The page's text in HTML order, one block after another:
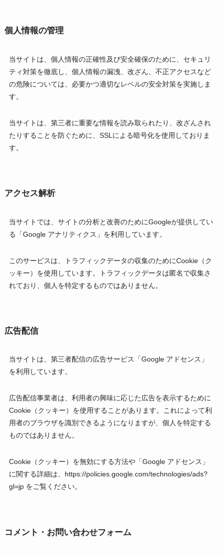
個人情報の管理
当サイトは、個人情報の正確性及び安全確保のために、セキュリ
ティ対策を徹底し、個人情報の漏洩、改ざん、不正アクセスなど
の危険については、必要かつ適切なレベルの安全対策を実施しま
す。
当サイトは、第三者に重要な情報を読み取られたり、改ざんされ
たりすることを防ぐために、SSLによる暗号化を使用しておりま
す。
アクセス解析
当サイトでは、サイトの分析と改善のためにGoogleが提供してい
る「Google アナリティクス」を利用しています。
このサービスは、トラフィックデータの収集のためにCookie（ク
ッキー）を使用しています。トラフィックデータは匿名で収集さ
れており、個人を特定するものではありません。
広告配信
当サイトは、第三者配信の広告サービス「Google アドセンス」
を利用しています。
広告配信事業者は、利用者の興味に応じた広告を表示するために
Cookie（クッキー）を使用することがあります。これによって利
用者のブラウザを識別できるようになりますが、個人を特定する
ものではありません。
Cookie（クッキー）を無効にする方法や「Google アドセンス」
に関する詳細は、https://policies.google.com/technologies/ads?
gl=jp をご覧ください。
コメント・お問い合わせフォーム